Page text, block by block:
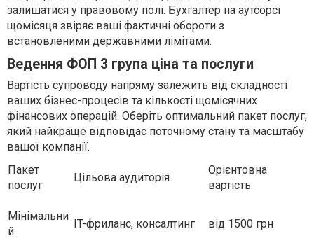
залишатися у правовому полі. Бухгалтер на аутсорсі
щомісяця звіряє ваші фактичні обороти з
встановленими державними лімітами.
Ведення ФОП 3 група ціна та послуги
Вартість супроводу напряму залежить від складності
ваших бізнес-процесів та кількості щомісячних
фінансових операцій. Оберіть оптимальний пакет послуг,
який найкраще відповідає поточному стану та масштабу
вашої компанії.
Пакет
послуг
Цільова аудиторія
Орієнтовна
вартість
Мінімальни
й
IT-фриланс, консалтинг від 1500 грн